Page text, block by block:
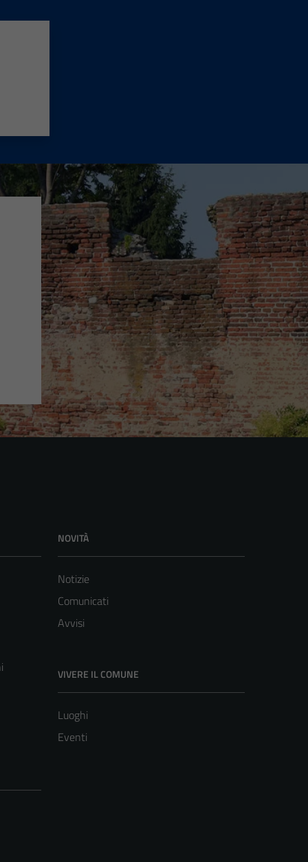
NOVITÀ
Notizie
Comunicati
Avvisi
VIVERE IL COMUNE
Luoghi
Eventi